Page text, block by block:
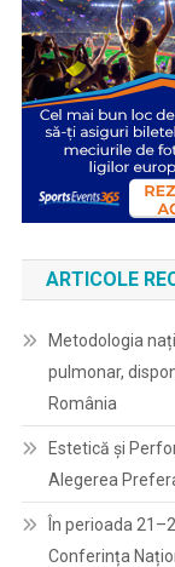
ARTICOLE
Metodologia
pulmonar,
România
Estetică și
Alegerea
În perioada
Conferința